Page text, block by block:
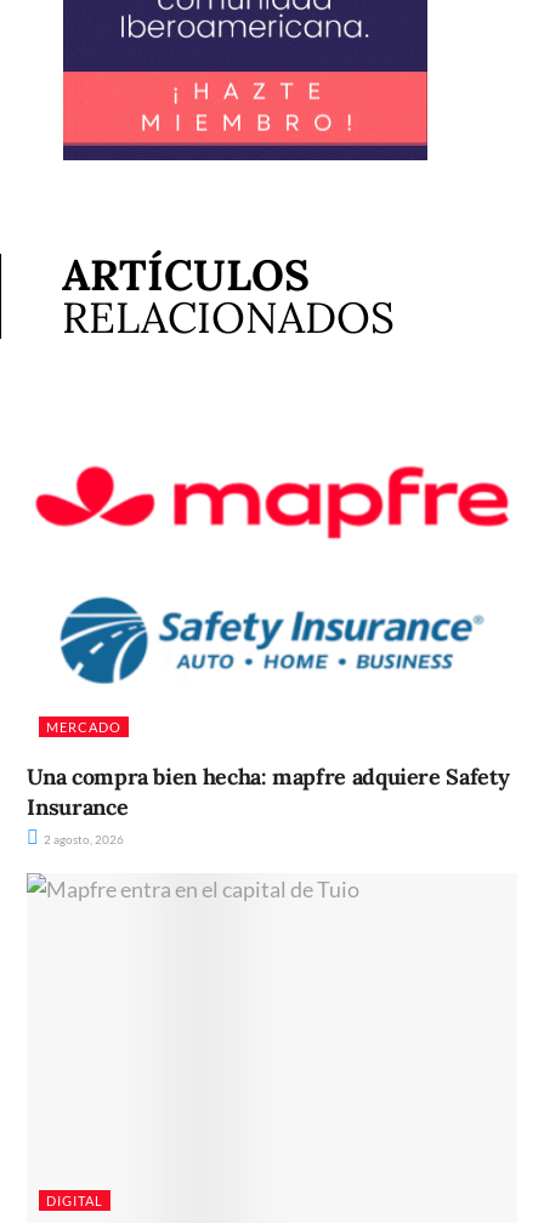
ARTÍCULOS
RELACIONADOS
MERCADO
Una compra bien hecha: mapfre adquiere Safety
Insurance
2 agosto, 2026
DIGITAL